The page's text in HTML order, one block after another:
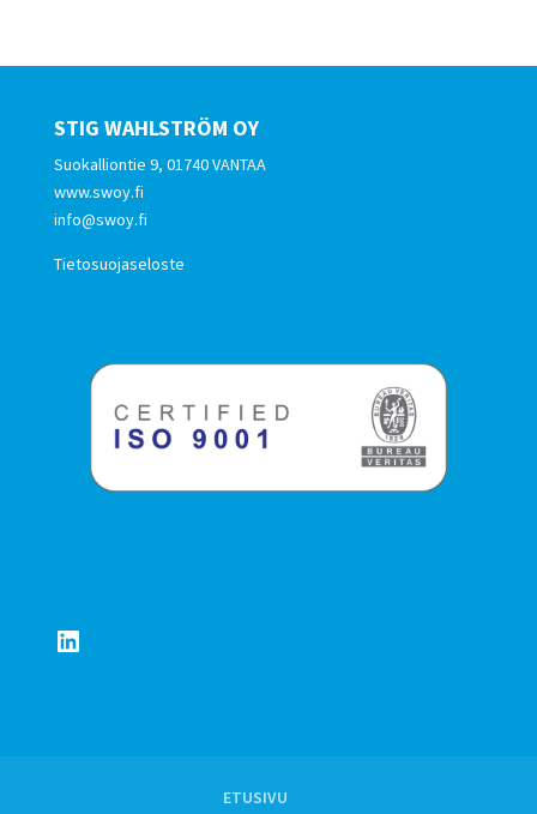
STIG WAHLSTRÖM OY
Suokalliontie 9, 01740 VANTAA
www.swoy.fi
info@swoy.fi
Tietosuojaseloste
LinkedIn
ETUSIVU